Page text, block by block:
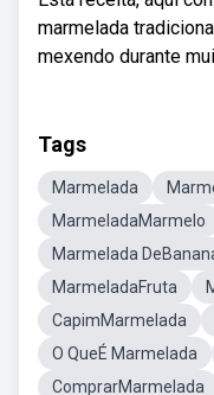
marmelada
mexendo durante
Tags
Marmelada
MarmeladaMarmelo
Marmelada
MarmeladaFruta
CapimMarmelada
O QueÉ Marmelada
ComprarMarmelada